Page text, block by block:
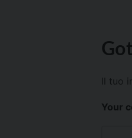
Il tuo
Your